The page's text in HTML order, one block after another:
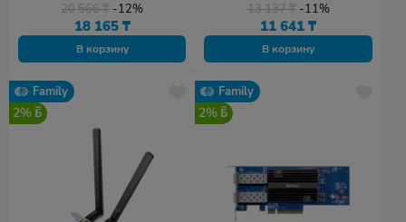
20 566₸ -12%
18 165 ₸
В корзину
13 137₸ -11%
11 641₸
В корзину
Family
2%
Family
2%